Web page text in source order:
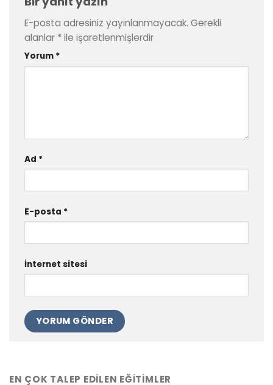
E-posta adresiniz yayınlanmayacak. Gerekli
alanlar * ile işaretlenmişlerdir
Yorum *
Ad *
E-posta *
İnternet sitesi
EN ÇOK TALEP EDILEN EĞITIMLER